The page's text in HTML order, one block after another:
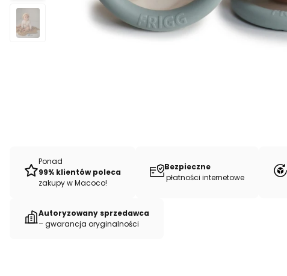
Ponad
99% klientów poleca
zakupy w Macoco!
Bezpieczne
płatności internetowe
Autoryzowany sprzedawca
– gwarancja oryginalności